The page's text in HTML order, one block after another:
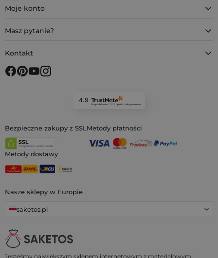
Jesteśmy największym sklepem internetowym z materiałowymi
Nasze sklepy w Europie
saketos.pl
Moje konto
Masz pytanie?
Kontakt
4.9
Na podstawie 11 927opiniiz całego okresu
Bezpieczne zakupy z SSLMetody płatności
Metody dostawy